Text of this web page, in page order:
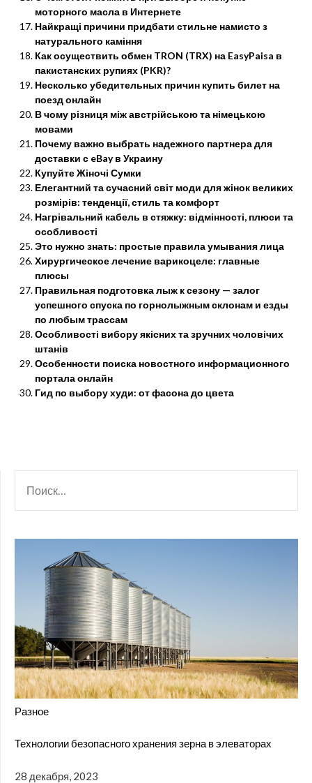
моторного масла в Интернете
Найкращі причини придбати стильне намисто з
натурального каміння
Как осуществить обмен TRON (TRX) на EasyPaisa в
пакистанских рупиях (PKR)?
Несколько убедительных причин купить билет на
поезд онлайн
В чому різниця між австрійською та німецькою
мовами
Почему важно выбрать надежного партнера для
доставки с eBay в Украину
Купуйте Жіночі Сумки
Елегантний та сучасний світ моди для жінок великих
розмірів: тенденції, стиль та комфорт
Нагрівальний кабель в стяжку: відмінності, плюси та
особливості
Это нужно знать: простые правила умывания лица
Хирургическое лечение варикоцеле: главные
плюсы
Правильная подготовка лыж к сезону — залог
успешного спуска по горнолыжным склонам и езды
по любым трассам
Особливості вибору якісних та зручних чоловічих
штанів
Особенности поиска новостного информационного
портала онлайн
Гид по выбору худи: от фасона до цвета
Разное
Технологии безопасного хранения зерна в элеваторах
28 декабря, 2023